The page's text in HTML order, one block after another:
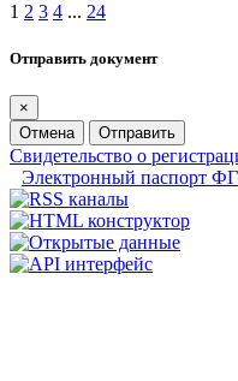
1 2 3 4 ... 24
Отправить документ
×
Отмена
Отправить
Свидетельство о
Электронный паспорт